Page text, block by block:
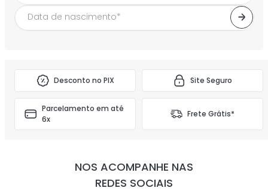
Desconto no PIX Site Seguro
Parcelamento em até
6x
Frete Grátis*
NOS ACOMPANHE NAS
REDES SOCIAIS